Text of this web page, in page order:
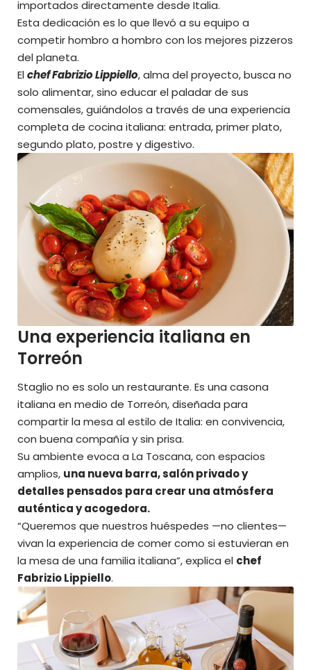
importados directamente desde Italia.
Esta dedicación es lo que llevó a su equipo a
competir hombro a hombro con los mejores pizzeros
del planeta.
Elchef Fabrizio Lippiello, alma del proyecto, busca no
solo alimentar, sino educar el paladar de sus
comensales, guiándolos a través de una experiencia
completa de cocina italiana: entrada, primer plato,
segundo plato, postre y digestivo.
Una experiencia italiana en
Torreón
Staglio no es solo un restaurante. Es una casona
italiana en medio de Torreón, diseñada para
compartir la mesa al estilo de Italia: en convivencia,
con buena compañía y sin prisa.
Su ambiente evoca a La Toscana, con espacios
amplios, una nueva barra, salón privado y
detalles pensados para crear una atmósfera
auténtica y acogedora.
“Queremos que nuestros huéspedes —no clientes—
vivan la experiencia de comer como si estuvieran en
la mesa de una familia italiana”, explica el chef
Fabrizio Lippiello.